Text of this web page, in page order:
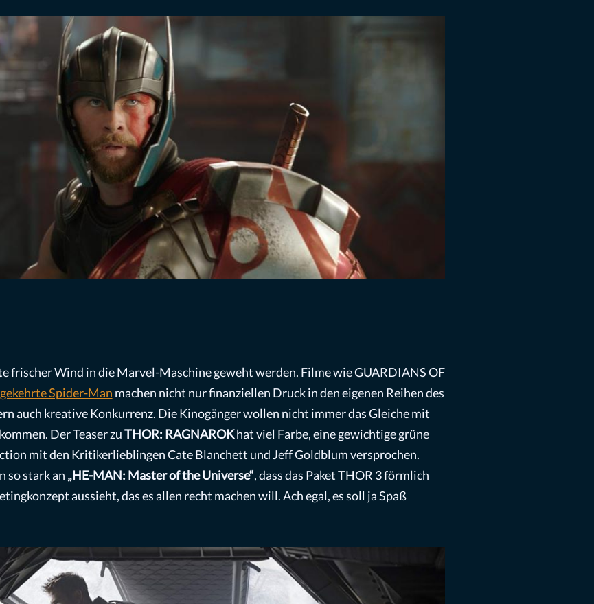
frischer Wind in die Marvel-Maschine geweht werden. Filme wie GUARDIANS OF
Spider-Man machen nicht nur finanziellen Druck in den eigenen Reihen des
auch kreative Konkurrenz. Die Kinogänger wollen nicht immer das Gleiche mit
Der Teaser zuTHOR: RAGNAROKhat viel Farbe, eine gewichtige grüne
mit den Kritikerlieblingen Cate Blanchett und Jeff Goldblum versprochen.
so stark an „HE-MAN: Master of the Universe“, dass das Paket THOR 3 förmlich
aussieht, das es allen recht machen will. Ach egal, es soll ja Spaß